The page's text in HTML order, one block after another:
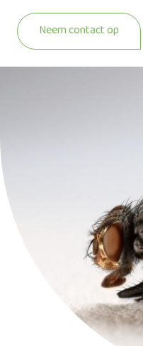
Neem contact op